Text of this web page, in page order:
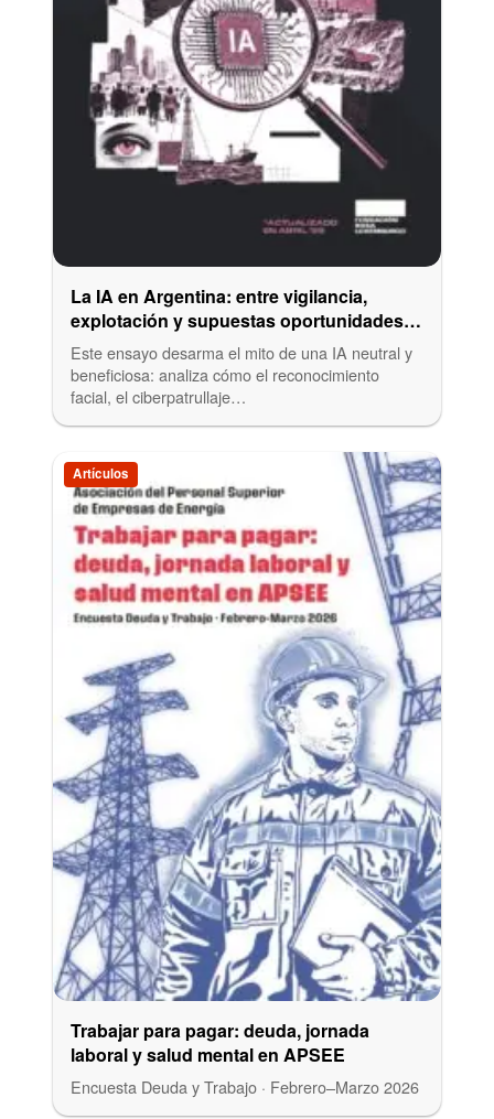
La IA en Argentina: entre vigilancia,
explotación y supuestas oportunidades
económicas
Este ensayo desarma el mito de una IA neutral y
beneficiosa: analiza cómo el reconocimiento
facial, el ciberpatrullaje…
Artículos
Trabajar para pagar: deuda, jornada
laboral y salud mental en APSEE
Encuesta Deuda y Trabajo · Febrero–Marzo 2026